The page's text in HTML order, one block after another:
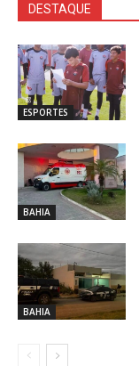
DESTAQUE
ESPORTES
BAHIA
BAHIA